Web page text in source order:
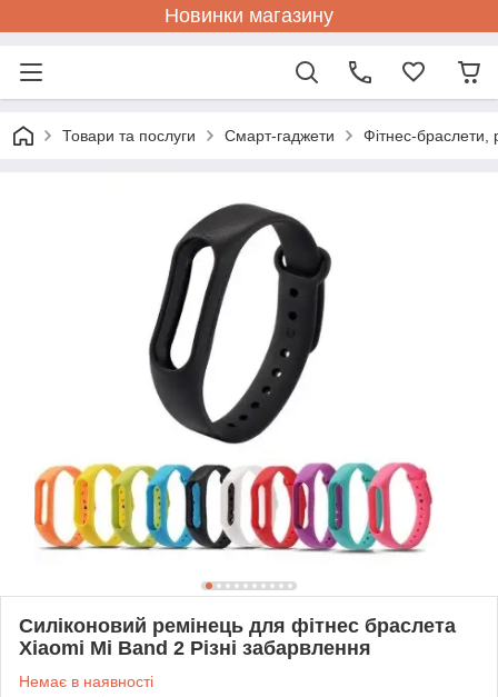
Новинки магазину
Товари та послуги Смарт-гаджети Фітнес-браслети,
Силіконовий ремінець для фітнес браслета
Xiaomi Mi Band 2 Різні забарвлення
Немає в наявності